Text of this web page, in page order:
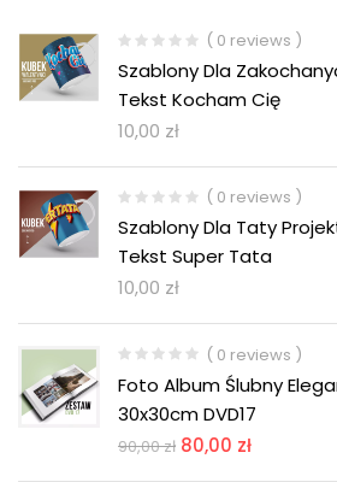
( 0 reviews )
Szablony Dla
Tekst Kocham Cię
10,00 zł
( 0 reviews )
Szablony Dla Taty
Tekst Super Tata
10,00 zł
( 0 reviews )
Foto Album Ślubny
30x30cm DVD17
90,00zł 80,00 zł